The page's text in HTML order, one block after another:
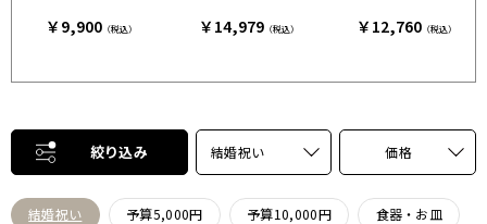
ム］
￥9,900（税込）
ー＆ベージュ［イイホ
￥14,979（税込） ￥12,760（税込）
絞り込み 結婚祝い 価格
結婚祝い 予算5,000円 予算10,000円 食器・お皿